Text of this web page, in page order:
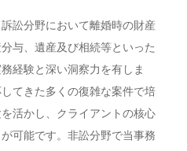
訟分野において離婚時の財産
与、遺産及び相続等といった
経験と深い洞察力を有しま
てきた多くの復雑な案件で培
活かし、クライアントの核心
可能です。非訟分野で当事務